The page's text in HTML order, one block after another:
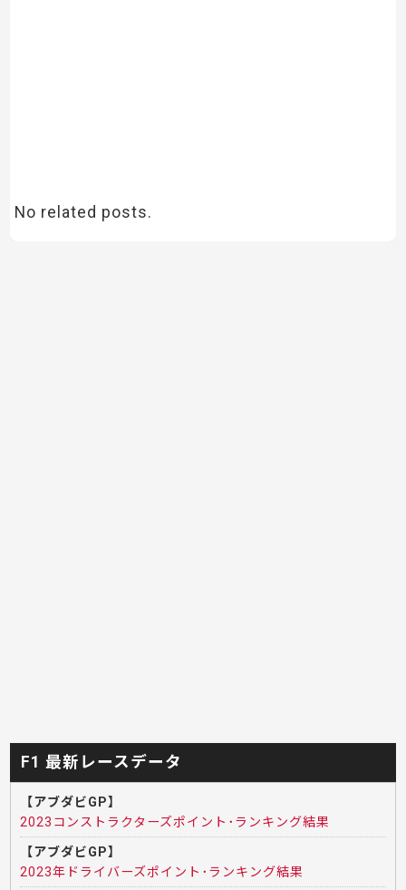
No related posts.
F1 最新レースデータ
【アブダビGP】
2023コンストラクターズポイント･ランキング結果
【アブダビGP】
2023年ドライバーズポイント･ランキング結果